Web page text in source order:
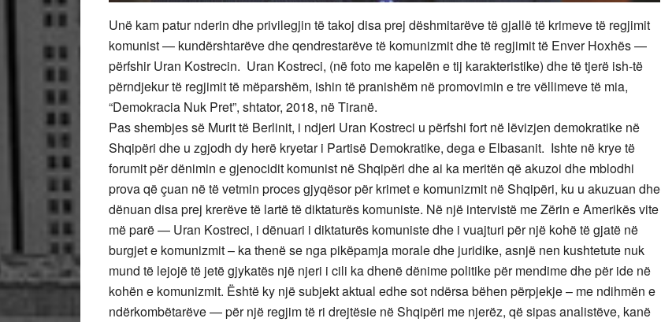
Unë kam patur nderin dhe privilegjin të takoj disa prej dëshmitarëve të gjallë të krimeve të regjimit
komunist — kundërshtarëve dhe qendrestarëve të komunizmit dhe të regjimit të Enver Hoxhës —
përfshir Uran Kostrecin. Uran Kostreci, (në foto me kapelën e tij karakteristike) dhe të tjerë ish-të
përndjekur të regjimit të mëparshëm, ishin të pranishëm në promovimin e tre vëllimeve të mia,
“Demokracia Nuk Pret”, shtator, 2018, në Tiranë.
Pas shembjes së Murit të Berlinit, i ndjeri Uran Kostreci u përfshi fort në lëvizjen demokratike në
Shqipëri dhe u zgjodh dy herë kryetar i Partisë Demokratike, dega e Elbasanit. Ishte në krye të
forumit për dënimin e gjenocidit komunist në Shqipëri dhe ai ka meritën që akuzoi dhe mblodhi
prova që çuan në të vetmin proces gjyqësor për krimet e komunizmit në Shqipëri, ku u akuzuan dhe
dënuan disa prej krerëve të lartë të diktaturës komuniste. Në një intervistë me Zërin e Amerikës vite
më parë — Uran Kostreci, i dënuari i diktaturës komuniste dhe i vuajturi për një kohë të gjatë në
burgjet e komunizmit – ka thenë se nga pikëpamja morale dhe juridike, asnjë nen kushtetute nuk
mund të lejojë të jetë gjykatës një njeri i cili ka dhenë dënime politike për mendime dhe për ide në
kohën e komunizmit. Është ky një subjekt aktual edhe sot ndërsa bëhen përpjekje – me ndihmën e
ndërkombëtarëve — për një regjim të ri drejtësie në Shqipëri me njerëz, që sipas analistëve, kanë